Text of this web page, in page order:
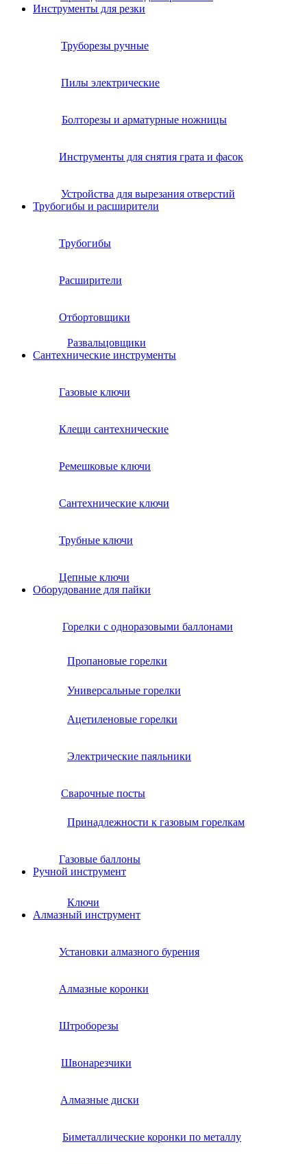
Инструменты для резки
Труборезы ручные
Пилы электрические
Болторезы и арматурные ножницы
Инструменты для снятия грата и фасок
Устройства для вырезания отверстий
Трубогибы и расширители
Трубогибы
Расширители
Отбортовщики
Развальцовщики
Сантехнические инcтрументы
Газовые ключи
Клещи сантехнические
Ремешковые ключи
Сантехнические ключи
Трубные ключи
Цепные ключи
Оборудование для пайки
Горелки с одноразовыми баллонами
Пропановые горелки
Универсальные горелки
Ацетиленовые горелки
Электрические паяльники
Сварочные посты
Принадлежности к газовым горелкам
Газовые баллоны
Ручной инструмент
Ключи
Алмазный инструмент
Установки алмазного бурения
Алмазные коронки
Штроборезы
Швонарезчики
Алмазные диски
Биметаллические коронки по металлу